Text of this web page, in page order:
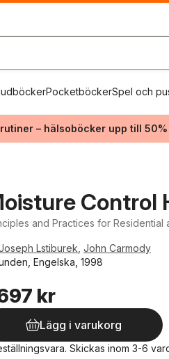
PocketböckerSpel och
– hälsoböcker upp till
Control
and Practices for Residential
Lstiburek John Carmody
Engelska, 1998
kr
Lägg i varukorg
Skickas inom 3-6